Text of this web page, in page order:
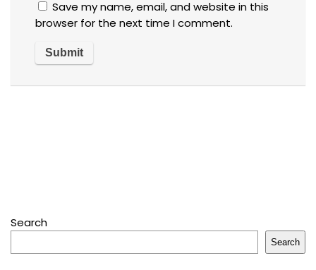
Save my name, email, and website in this
browser for the next time I comment.
Search
Search